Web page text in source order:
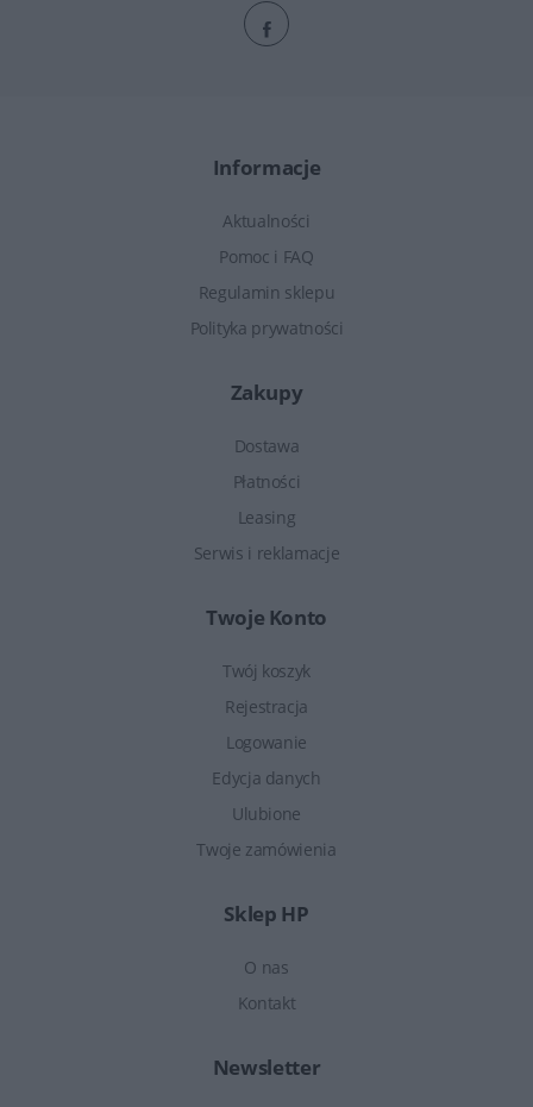
Informacje
Aktualności
Pomoc i FAQ
Regulamin sklepu
Polityka prywatności
Zakupy
Dostawa
Płatności
Leasing
Serwis i reklamacje
Twoje Konto
Twój koszyk
Rejestracja
Logowanie
Edycja danych
Ulubione
Twoje zamówienia
Sklep HP
O nas
Kontakt
Newsletter